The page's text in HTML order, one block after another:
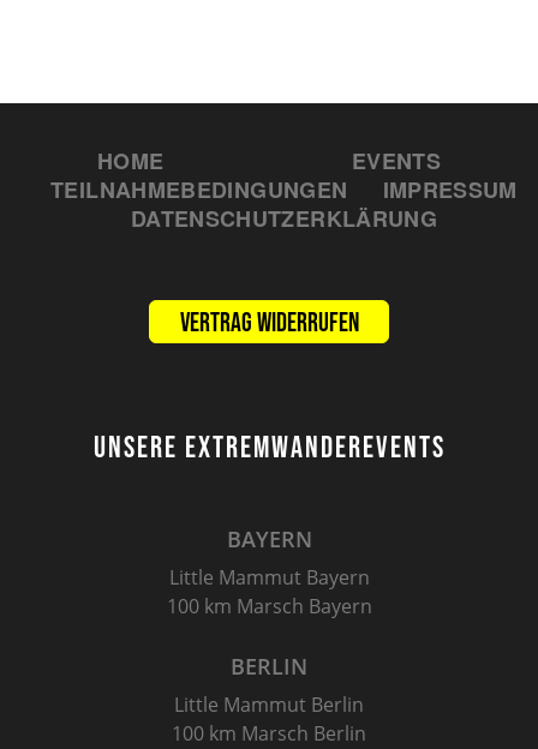
HOME
EVENTS
TEILNAHMEBEDINGUNGEN
IMPRESSUM
DATENSCHUTZERKLÄRUNG
Vertrag widerrufen
UNSERE EXTREMWANDEREVENTS
BAYERN
Little Mammut Bayern
100 km Marsch Bayern
BERLIN
Little Mammut Berlin
100 km Marsch Berlin